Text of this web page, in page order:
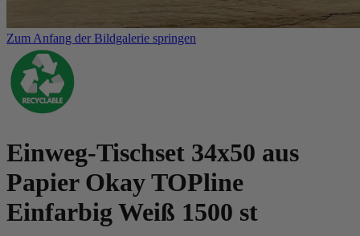
Zum Anfang der Bildgalerie springen
Einweg-Tischset 34x50 aus
Papier Okay TOPline
Einfarbig Weiß 1500 st